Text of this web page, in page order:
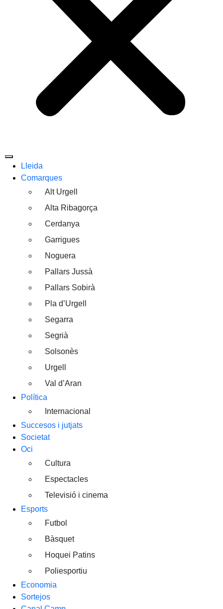
Lleida
Comarques
Alt Urgell
Alta Ribagorça
Cerdanya
Garrigues
Noguera
Pallars Jussà
Pallars Sobirà
Pla d’Urgell
Segarra
Segrià
Solsonès
Urgell
Val d’Aran
Política
Internacional
Succesos i jutjats
Societat
Oci
Cultura
Espectacles
Televisió i cinema
Esports
Futbol
Bàsquet
Hoquei Patins
Poliesportiu
Economia
Sortejos